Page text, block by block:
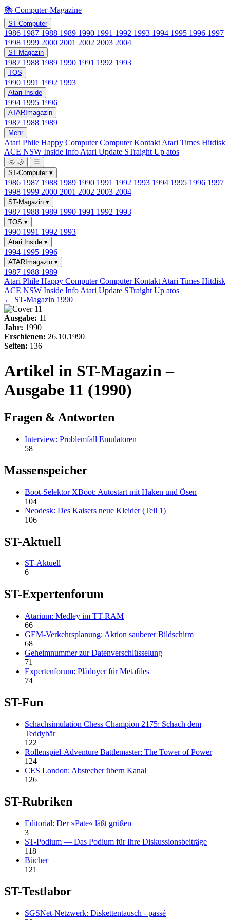
📚 Computer-Magazine
ST-Computer
1986 1987 1988 1989 1990 1991 1992 1993 1994 1995 1996 1997
1998 1999 2000 2001 2002 2003 2004
ST-Magazin
1987 1988 1989 1990 1991 1992 1993
TOS
1990 1991 1992 1993
Atari Inside
1994 1995 1996
ATARImagazin
1987 1988 1989
Mehr
Atari Phile Happy ComputerComputer Kontakt Atari Times Hitdisk
ACE NSW Inside Info Atari Update STraight Up atos
🌞 🌙
☰
ST-Computer ▾
1986 1987 1988 1989 1990 1991 1992 1993 1994 1995 1996 1997
1998 1999 2000 2001 2002 2003 2004
ST-Magazin ▾
1987 1988 1989 1990 1991 1992 1993
TOS ▾
1990 1991 1992 1993
Atari Inside ▾
1994 1995 1996
ATARImagazin ▾
1987 1988 1989
Atari Phile Happy ComputerComputer Kontakt Atari Times Hitdisk
ACE NSW Inside Info Atari Update STraight Up atos
← ST-Magazin 1990
Ausgabe: 11
Jahr: 1990
Erschienen: 26.10.1990
Seiten: 136
Artikel in ST-Magazin –
Ausgabe 11 (1990)
Fragen & Antworten
Interview: Problemfall Emulatoren
58
Massenspeicher
Boot-Selektor XBoot: Autostart mit Haken und Ösen
104
Neodesk: Des Kaisers neue Kleider (Teil 1)
106
ST-Aktuell
ST-Aktuell
6
ST-Expertenforum
Atarium: Medley im TT-RAM
66
GEM-Verkehrsplanung: Aktion sauberer Bildschirm
68
Geheimnummer zur Datenverschlüsselung
71
Expertenforum: Plädoyer für Metafiles
74
ST-Fun
Schachsimulation Chess Champion 2175: Schach dem
Teddybär
122
Rollenspiel-Adventure Battlemaster: The Tower of Power
124
CES London: Abstecher übern Kanal
126
ST-Rubriken
Editorial: Der »Pate« läßt grüßen
3
ST-Podium — Das Podium für Ihre Diskussionsbeiträge
118
Bücher
121
ST-Testlabor
SGSNet-Netzwerk: Diskettentausch - passé